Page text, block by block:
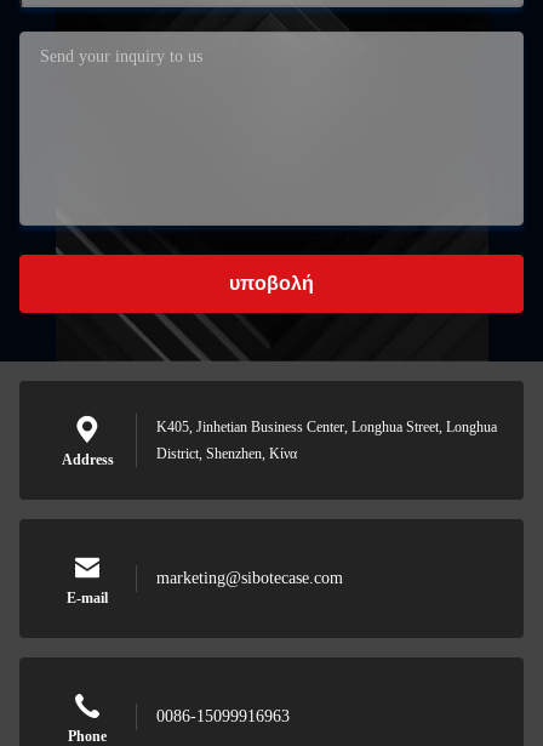
υποβολή
Address
Κ405, Jinhetian Business Center, Longhua Street, Longhua
District, Shenzhen, Κίνα
E-mail
marketing@sibotecase.com
Phone
0086-15099916963